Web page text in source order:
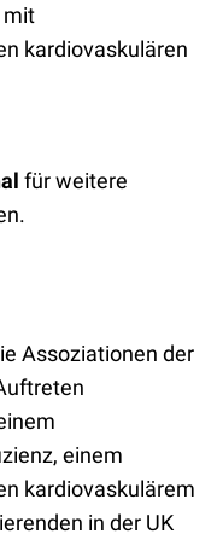
mit
kardiovaskulären
für weitere
Assoziationen der
einem
kardiovaskulärem
in der UK